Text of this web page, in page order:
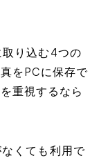
り込む4つの
をPCに保存で
重視するなら
くても利用で